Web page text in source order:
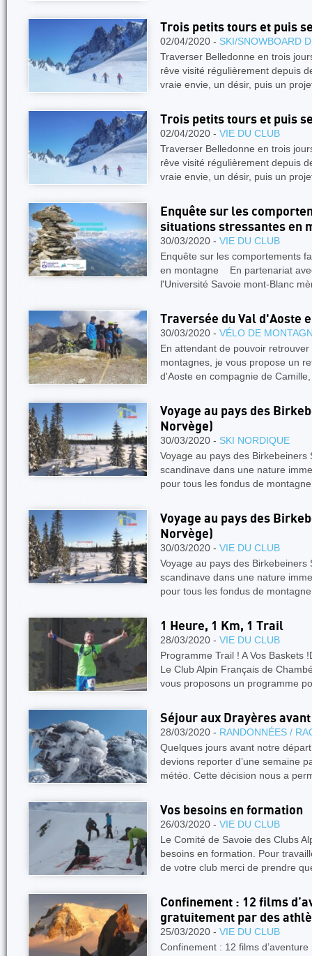
Trois petits tours et puis
02/04/2020 - SKI/SNOWBOARD
Traverser Belledonne en trois
rêve visité régulièrement depuis
vraie envie, un désir, puis un
Trois petits tours et puis
02/04/2020 - VIE DU CLUB
Traverser Belledonne en trois
rêve visité régulièrement depuis
vraie envie, un désir, puis un
Enquête sur les
situations stressantes en
30/03/2020 - VIE DU CLUB
Enquête sur les comportements
en montagne En partenariat
l'Université Savoie mont-Blanc
Traversée du Val d'Aoste
30/03/2020 - VÉLO DE
En attendant de pouvoir
montagnes, je vous propose un
d'Aoste en compagnie de
Voyage au pays des
Norvège)
30/03/2020 - SKI NORDIQUE
Voyage au pays des Birkebeiners
scandinave dans une nature
pour tous les fondus de
Voyage au pays des
Norvège)
30/03/2020 - VIE DU CLUB
Voyage au pays des Birkebeiners
scandinave dans une nature
pour tous les fondus de
1 Heure, 1 Km, 1 Trail
28/03/2020 - VIE DU CLUB
Programme Trail ! A Vos Baskets
Le Club Alpin Français de
vous proposons un programme
Séjour aux Drayères
28/03/2020 - RANDONNÉES /
Quelques jours avant notre
devions reporter d’une semaine
météo. Cette décision nous a
Vos besoins en formation
26/03/2020 - VIE DU CLUB
Le Comité de Savoie des Clubs
besoins en formation. Pour
de votre club merci de prendre
Confinement : 12 films
gratuitement par des
25/03/2020 - VIE DU CLUB
Confinement : 12 films